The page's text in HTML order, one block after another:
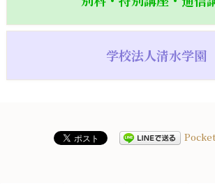
学校法人清水学園
Pocket